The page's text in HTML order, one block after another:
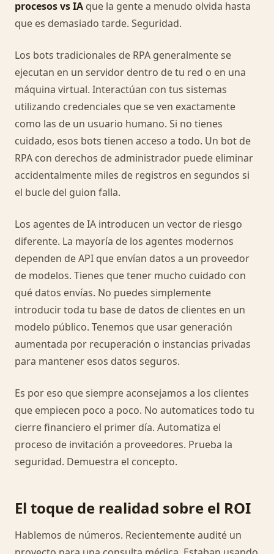
procesos vs IA que la gente a menudo olvida hasta
que es demasiado tarde. Seguridad.
Los bots tradicionales de RPA generalmente se
ejecutan en un servidor dentro de tu red o en una
máquina virtual. Interactúan con tus sistemas
utilizando credenciales que se ven exactamente
como las de un usuario humano. Si no tienes
cuidado, esos bots tienen acceso a todo. Un bot de
RPA con derechos de administrador puede eliminar
accidentalmente miles de registros en segundos si
el bucle del guion falla.
Los agentes de IA introducen un vector de riesgo
diferente. La mayoría de los agentes modernos
dependen de API que envían datos a un proveedor
de modelos. Tienes que tener mucho cuidado con
qué datos envías. No puedes simplemente
introducir toda tu base de datos de clientes en un
modelo público. Tenemos que usar generación
aumentada por recuperación o instancias privadas
para mantener esos datos seguros.
Es por eso que siempre aconsejamos a los clientes
que empiecen poco a poco. No automatices todo tu
cierre financiero el primer día. Automatiza el
proceso de invitación a proveedores. Prueba la
seguridad. Demuestra el concepto.
El toque de realidad sobre el ROI
Hablemos de números. Recientemente audité un